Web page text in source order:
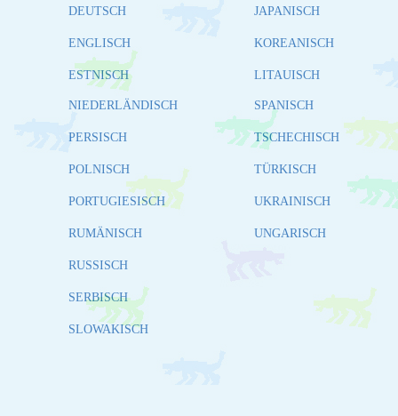
DEUTSCH
ENGLISCH
ESTNISCH
JAPANISCH
KOREANISCH
LITAUISCH
NIEDERLÄNDISCH
PERSISCH
POLNISCH
PORTUGIESISCH
RUMÄNISCH
RUSSISCH
SERBISCH
SLOWAKISCH
SPANISCH
TSCHECHISCH
TÜRKISCH
UKRAINISCH
UNGARISCH